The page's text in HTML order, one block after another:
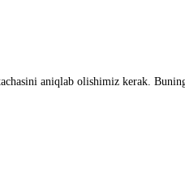
aniqlab olishimiz kerak.